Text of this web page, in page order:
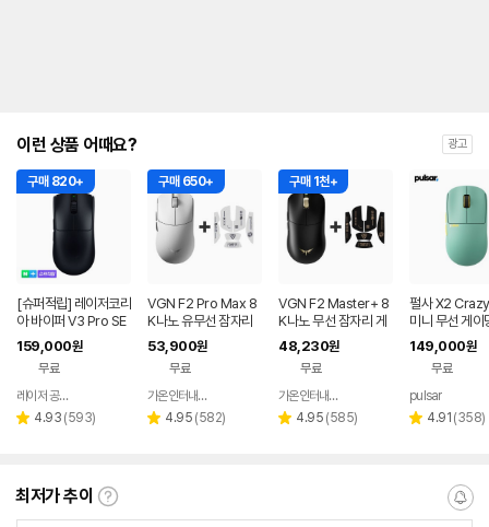
이런 상품 어때요? 광고
구매 820+
[슈퍼적립] 레이저코리
아 바이퍼 V3 Pro SE
바브삼 e스포츠 무선
게이밍 마우스
159,000원
무료
페이
레이저 공식스토어
별 4.93 리
(593)
구매 650+
VGN F2 Pro Max 8
K나노 유무선 잠자리
게이밍 마우스 화이트
53,900원
무료
페이
가온인터내셔날
별 4.95 리
(582)
구매 1천+
VGN F2 Master+ 8
K나노 무선 잠자리 게
이밍 마우스+그립테이
프 블랙
48,230원
무료
페이
가온인터내셔날
별 4.95 리
(585)
펄사 X2
미니 무선 게이
스 포레스트
149,000원
무료
pulsar
별 4.91 리
(358)
최저가 추이
최
알